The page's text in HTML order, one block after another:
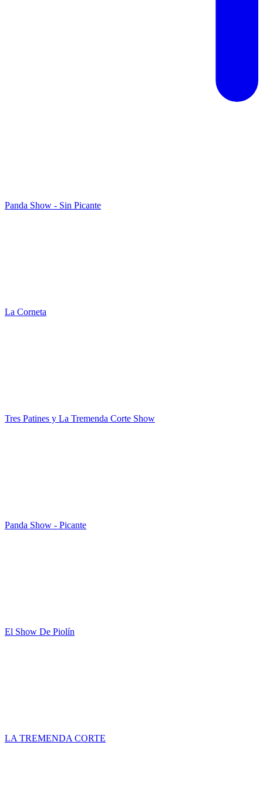
Panda Show - Sin Picante
La Corneta
Tres Patines y La Tremenda Corte Show
Panda Show - Picante
El Show De Piolín
LA TREMENDA CORTE